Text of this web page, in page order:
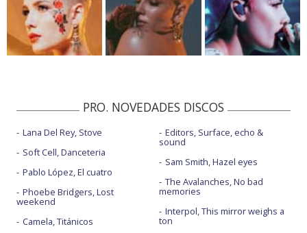
PRO. NOVEDADES DISCOS
Lana Del Rey, Stove
Soft Cell, Danceteria
Pablo López, El cuatro
Phoebe Bridgers, Lost
weekend
Camela, Titánicos
Editors, Surface, echo &
sound
Sam Smith, Hazel eyes
The Avalanches, No bad
memories
Interpol, This mirror weighs a
ton